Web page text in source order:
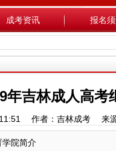
成考资讯 报名
年吉林成人高考
11:51 作者：吉林成考 来
学院简介